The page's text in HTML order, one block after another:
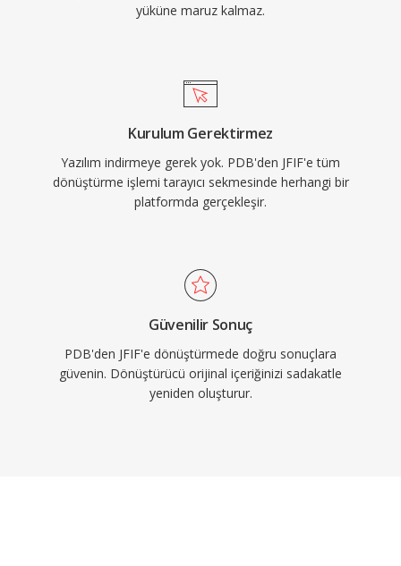
yüküne maruz kalmaz.
Kurulum Gerektirmez
Yazılım indirmeye gerek yok. PDB'den JFIF'e tüm
dönüştürme işlemi tarayıcı sekmesinde herhangi bir
platformda gerçekleşir.
Güvenilir Sonuç
PDB'den JFIF'e dönüştürmede doğru sonuçlara
güvenin. Dönüştürücü orijinal içeriğinizi sadakatle
yeniden oluşturur.